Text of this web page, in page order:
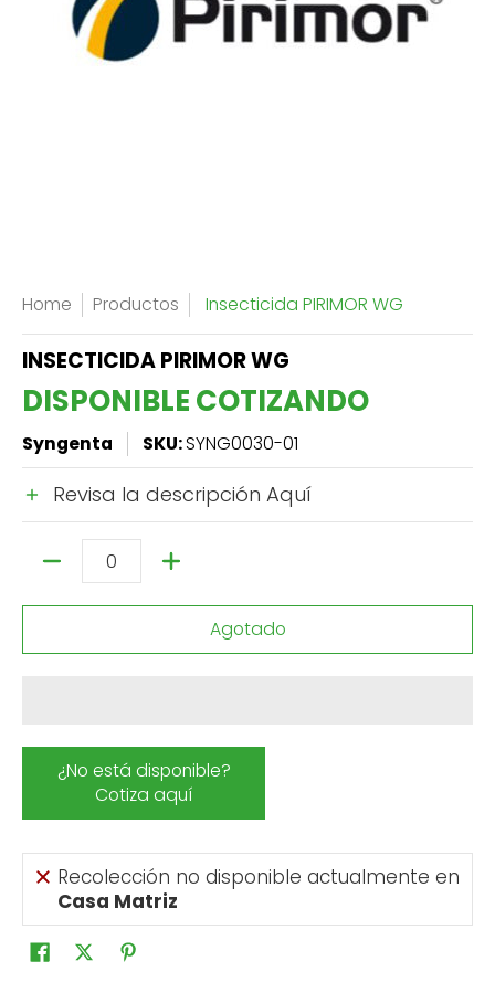
Home Productos Insecticida PIRIMOR WG
INSECTICIDA PIRIMOR WG
DISPONIBLE COTIZANDO
Syngenta SKU:SYNG0030-01
Revisa la descripción Aquí
Cantidad
Agotado
¿No está disponible?
Cotiza aquí
Recolección no disponible actualmente en
Casa Matriz